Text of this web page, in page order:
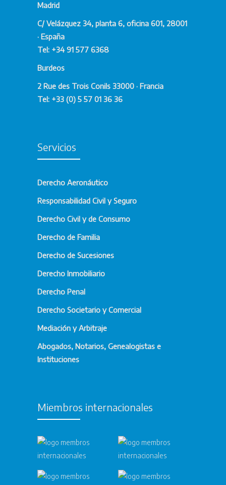
Madrid
C/ Velázquez 34, planta 6, oficina 601, 28001
· España
Tel: +34 91 577 6368
Burdeos
2 Rue des Trois Conils 33000 · Francia
Tel: +33 (0) 5 57 01 36 36
Servicios
Derecho Aeronáutico
Responsabilidad Civil y Seguro
Derecho Civil y de Consumo
Derecho de Familia
Derecho de Sucesiones
Derecho Inmobiliario
Derecho Penal
Derecho Societario y Comercial
Mediación y Arbitraje
Abogados, Notarios, Genealogistas e
Instituciones
Miembros internacionales